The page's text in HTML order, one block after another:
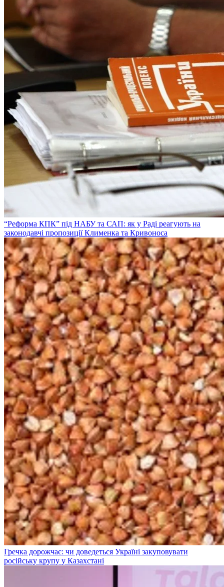
“Реформа КПК” під НАБУ та САП: як у Раді реагують на
законодавчі пропозиції Клименка та Кривоноса
Гречка дорожчає: чи доведеться Україні закуповувати
російську крупу у Казахстані